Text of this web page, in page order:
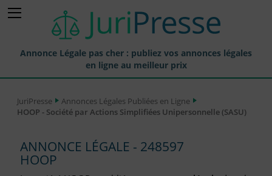
Annonce Légale pas cher : publiez vos annonces légales
en ligne au meilleur prix
Annonces Légales Publiées
Journaux Habilités (JAL) Annonces Légales
JuriPresse
Annonces Légales Publiées en Ligne
HOOP - Société par Actions Simplifiées Unipersonnelle (SASU)
ANNONCE LÉGALE - 248597
HOOP